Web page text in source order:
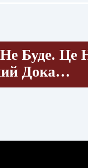
Не Буде.
Дока…